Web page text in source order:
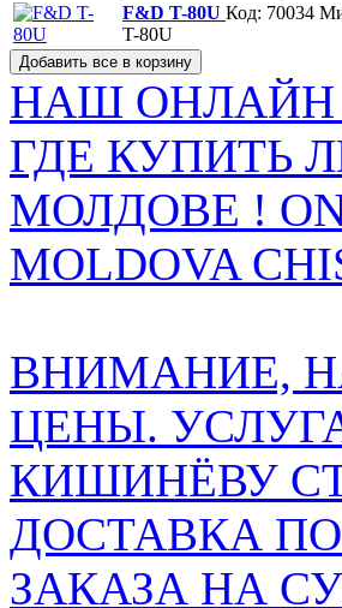
F&D T-80U Код: 70034
T-80U
НАШ ОНЛАЙН
ГДЕ КУПИТЬ
МОЛДОВЕ !
MOLDOVA
ВНИМАНИЕ,
ЦЕНЫ.
КИШИНЁВУ
ДОСТАВКА
ЗАКАЗА НА